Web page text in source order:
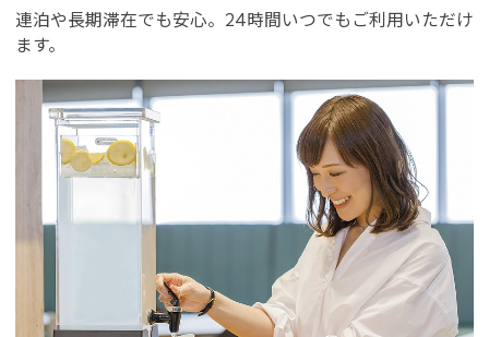
連泊や長期滞在でも安心。24時間いつでもご利用いただけ
ます。